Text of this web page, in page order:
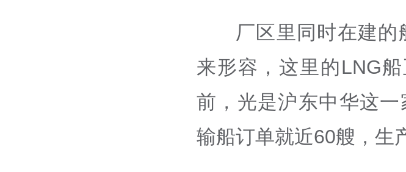
厂区里同时在建
来形容，这里的LNG
前，光是沪东中华这
输船订单就近60艘，生